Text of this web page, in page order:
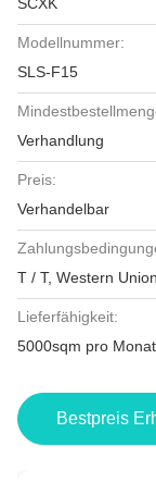
Modellnummer:
SLS-F15
Verhandlung
Preis:
Verhandelbar
T / T, Western
Lieferfähigkeit:
5000sqm pro Monat
Bestpreis